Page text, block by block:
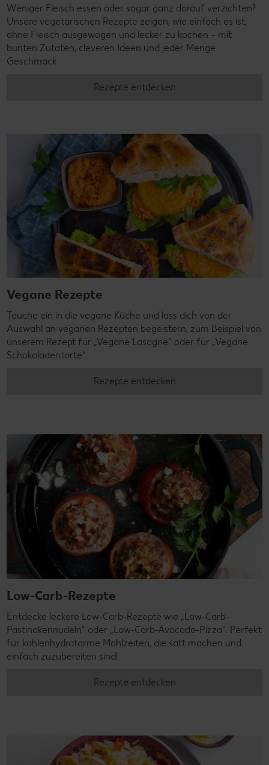
Weniger Fleisch essen oder sogar ganz darauf verzichten?
Unsere vegetarischen Rezepte zeigen, wie einfach es ist,
ohne Fleisch ausgewogen und lecker zu kochen – mit
bunten Zutaten, cleveren Ideen und jeder Menge
Geschmack.
Rezepte entdecken
Vegane Rezepte
Tauche ein in die vegane Küche und lass dich von der
Auswahl an veganen Rezepten begeistern, zum Beispiel von
unserem Rezept für „Vegane Lasagne“ oder für „Vegane
Schokoladentorte“.
Rezepte entdecken
Low-Carb-Rezepte
Entdecke leckere Low-Carb-Rezepte wie „Low-Carb-
Pastinakennudeln" oder „Low-Carb-Avocado-Pizza". Perfekt
für kohlenhydratarme Mahlzeiten, die satt machen und
einfach zuzubereiten sind!
Rezepte entdecken